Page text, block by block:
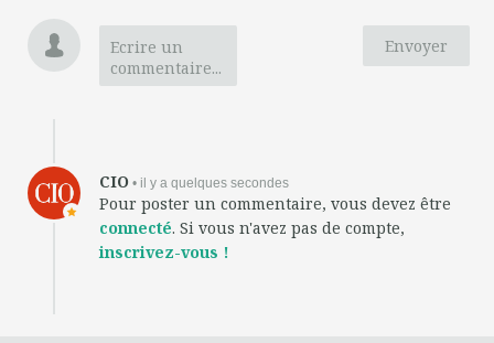
Envoyer
Ecrire un
commentaire...
CIO • il y a quelques secondes
Pour poster un commentaire, vous devez être
connecté. Si vous n'avez pas de compte,
inscrivez-vous !